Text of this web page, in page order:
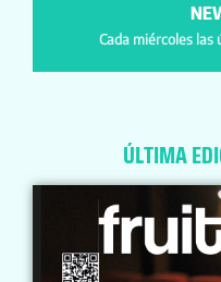
Cada miércoles las
ÚLTIMA